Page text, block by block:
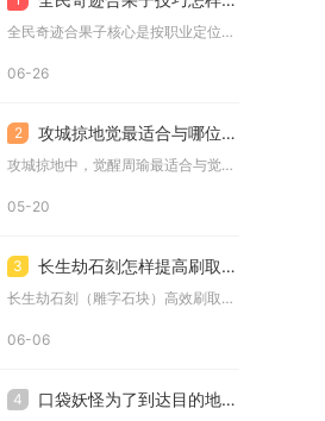
全民奇迹合果子核心是按职业定位选主属性果实，用批量合成与时机...
06-26
2 攻城掠地觉最适合与哪位武将合作
攻城掠地中，觉醒周瑜最适合与觉醒诸葛亮合作，二者组成的赤壁奇...
05-20
3 长生劫石刻怎样提高刷取效率
长生劫石刻（雕字石块）高效刷取核心是锁定秦始皇陵大厅拼图与五...
06-06
4 口袋妖怪为了到达目的地我该选择哪个路径